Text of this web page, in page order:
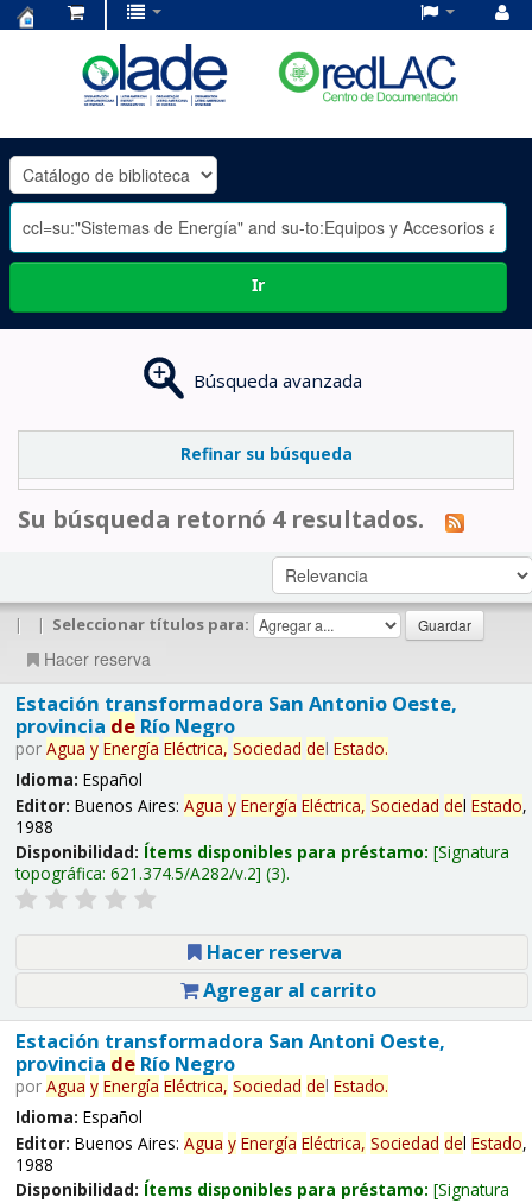
OLADE
-
Ir
Búsqueda avanzada
Refinar su búsqueda
Su búsqueda retornó 4 resultados.
| | Seleccionar títulos para:
Hacer reserva
Estación transformadora San Antonio Oeste,
provincia deRío Negro
por Agua y Energía Eléctrica, Sociedad del Estado.
Idioma: Español
Editor: Buenos Aires: Agua y Energía Eléctrica, Sociedad del Estado,
1988
Disponibilidad: Ítems disponibles para préstamo: Signatura
topográfica: 621.374.5/A282/v.2 (3).
Hacer reserva
Agregar al carrito
Estación transformadora San Antoni Oeste,
provincia deRío Negro
por Agua y Energía Eléctrica, Sociedad del Estado.
Idioma: Español
Editor: Buenos Aires: Agua y Energía Eléctrica, Sociedad del Estado,
1988
Disponibilidad: Ítems disponibles para préstamo: Signatura